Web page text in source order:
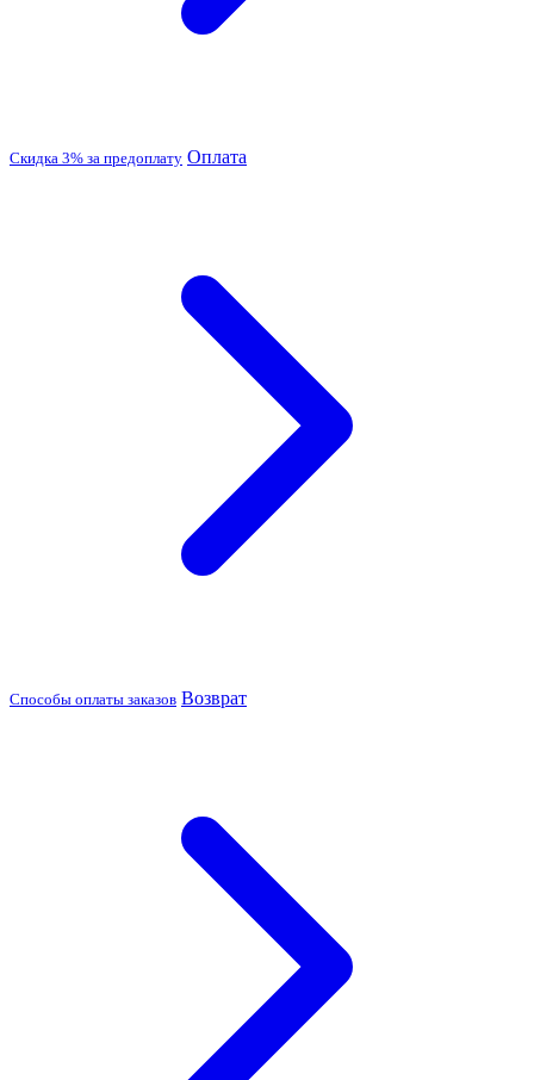
Скидка 3% за предоплату Оплата
Способы оплаты заказов Возврат